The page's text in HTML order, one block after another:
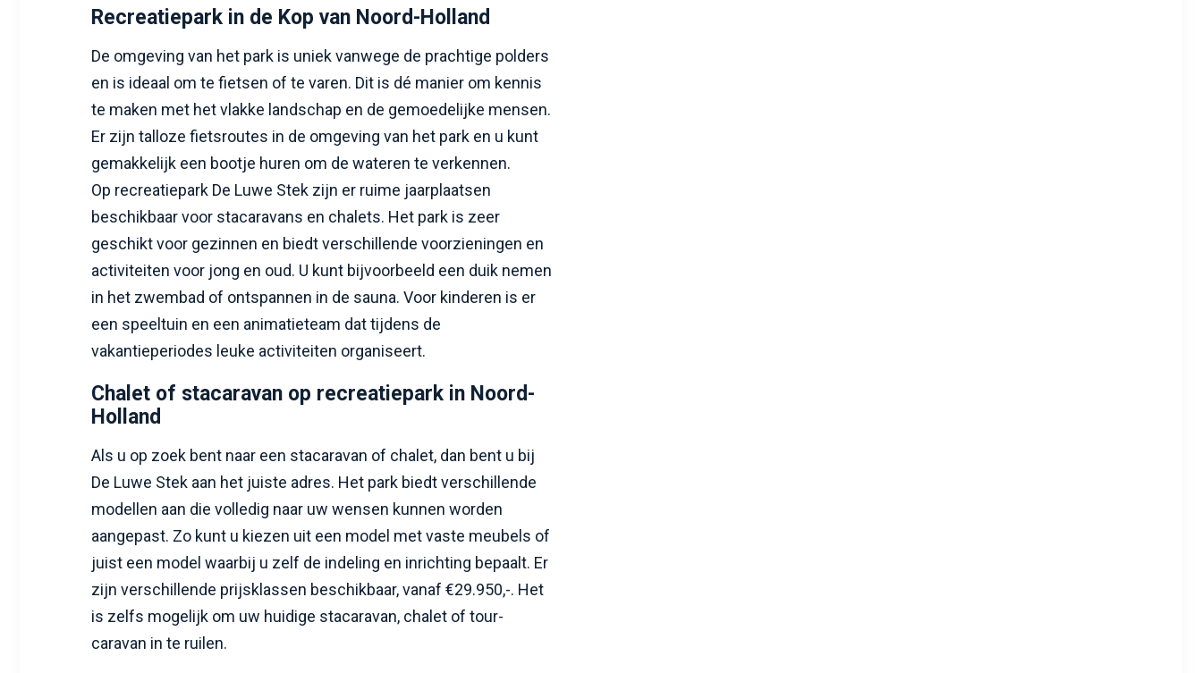
Recreatiepark in de Kop van Noord-Holland
De omgeving van het park is uniek vanwege de prachtige polders
en is ideaal om te fietsen of te varen. Dit is dé manier om kennis
te maken met het vlakke landschap en de gemoedelijke mensen.
Er zijn talloze fietsroutes in de omgeving van het park en u kunt
gemakkelijk een bootje huren om de wateren te verkennen.
Op recreatiepark De Luwe Stek zijn er ruime jaarplaatsen
beschikbaar voor stacaravans en chalets. Het park is zeer
geschikt voor gezinnen en biedt verschillende voorzieningen en
activiteiten voor jong en oud. U kunt bijvoorbeeld een duik nemen
in het zwembad of ontspannen in de sauna. Voor kinderen is er
een speeltuin en een animatieteam dat tijdens de
vakantieperiodes leuke activiteiten organiseert.
Chalet of stacaravan op recreatiepark in Noord-
Holland
Als u op zoek bent naar een stacaravan of chalet, dan bent u bij
De Luwe Stek aan het juiste adres. Het park biedt verschillende
modellen aan die volledig naar uw wensen kunnen worden
aangepast. Zo kunt u kiezen uit een model met vaste meubels of
juist een model waarbij u zelf de indeling en inrichting bepaalt. Er
zijn verschillende prijsklassen beschikbaar, vanaf €29.950,-. Het
is zelfs mogelijk om uw huidige stacaravan, chalet of tour-
caravan in te ruilen.